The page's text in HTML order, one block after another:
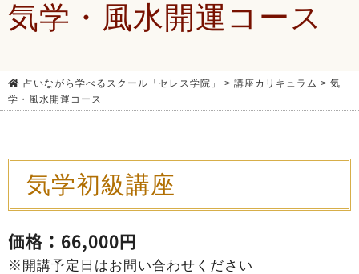
気学・風水開運コース
占いながら学べるスクール「セレス学院」 > 講座カリキュラム > 気
学・風水開運コース
気学初級講座
価格：66,000円
※開講予定日はお問い合わせください